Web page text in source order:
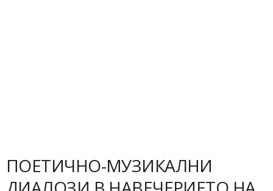
ПОЕТИЧНО-МУЗИКАЛНИ